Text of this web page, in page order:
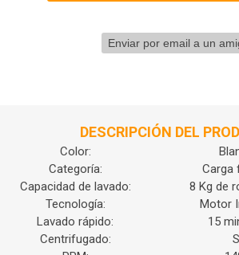
DESCRIPCIÓN DEL
Color:
Categoría:
Carga
Capacidad de lavado:
8 Kg de
Tecnología:
Motor
Lavado rápido:
15
Centrifugado: